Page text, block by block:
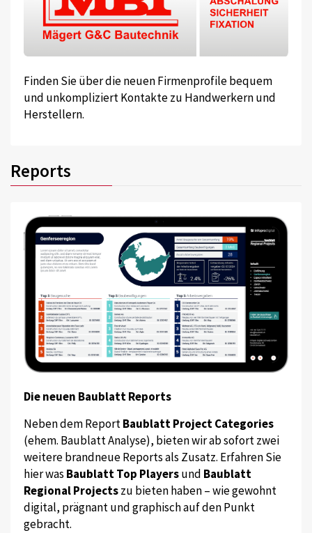
Finden Sie über die neuen Firmenprofile bequem
und unkompliziert Kontakte zu Handwerkern und
Herstellern.
Reports
Die neuen Baublatt Reports
Neben dem ReportBaublatt Project Categories
(ehem. Baublatt Analyse), bieten wir ab sofort zwei
weitere brandneue Reports als Zusatz. Erfahren Sie
hier was Baublatt Top Playersund Baublatt
Regional Projectszu bieten haben – wie gewohnt
digital, prägnant und graphisch auf den Punkt
gebracht.